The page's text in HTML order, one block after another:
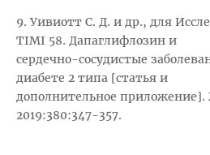
9. Уивиотт С. Д. и др., для
TIMI 58. Дапаглифлозин и
сердечно-сосудистые
диабете 2 типа [статья и
дополнительное
2019:380:347-357.